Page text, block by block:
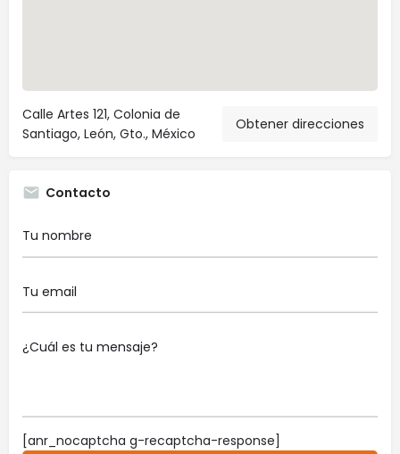
Calle Artes 121, Colonia de
Santiago, León, Gto., México
Obtener direcciones
Contacto
[anr_nocaptcha g-recaptcha-response]